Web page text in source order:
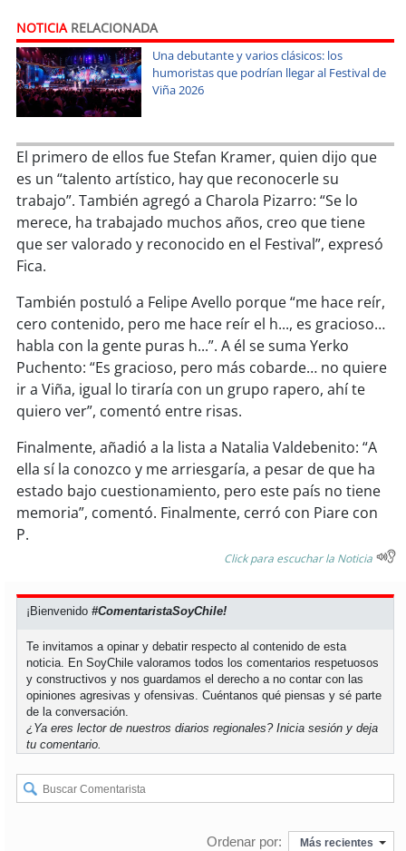
NOTICIARELACIONADA
Una debutante y varios clásicos: los
humoristas que podrían llegar al Festival de
Viña 2026
El primero de ellos fue Stefan Kramer, quien dijo que
es un “talento artístico, hay que reconocerle su
trabajo”. También agregó a Charola Pizarro: “Se lo
merece, ha trabajado muchos años, creo que tiene
que ser valorado y reconocido en el Festival”, expresó
Fica.
También postuló a Felipe Avello porque “me hace reír,
cero contenido, pero me hace reír el h..., es gracioso…
habla con la gente puras h...”. A él se suma Yerko
Puchento: “Es gracioso, pero más cobarde… no quiere
ir a Viña, igual lo tiraría con un grupo rapero, ahí te
quiero ver”, comentó entre risas.
Finalmente, añadió a la lista a Natalia Valdebenito: “A
ella sí la conozco y me arriesgaría, a pesar de que ha
estado bajo cuestionamiento, pero este país no tiene
memoria”, comentó. Finalmente, cerró con Piare con
P.
Click para escuchar la Noticia
¡Bienvenido#ComentaristaSoyChile!
Te invitamos a opinar y debatir respecto al contenido de esta
noticia. En SoyChile valoramos todos los comentarios respetuosos
y constructivos y nos guardamos el derecho a no contar con las
opiniones agresivas y ofensivas. Cuéntanos qué piensas y sé parte
de la conversación.
¿Ya eres lector de nuestros diarios regionales?Inicia sesión y deja
tu comentario.
Ordenar por: Más recientes